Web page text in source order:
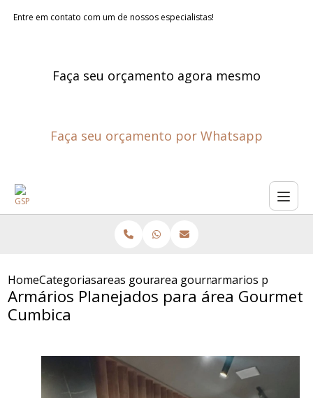
Entre em contato com um de nossos especialistas!
Faça seu orçamento agora mesmo
Faça seu orçamento por Whatsapp
HomeCategoriasareas gourmet planejadas
area gourmet planejada
armarios
Armários Planejados para área Gourmet
Cumbica